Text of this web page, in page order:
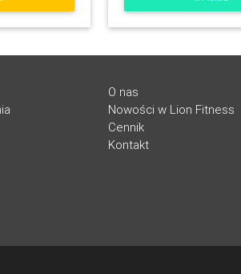
O nas
Nowości w Lion Fitness
Cennik
Kontakt